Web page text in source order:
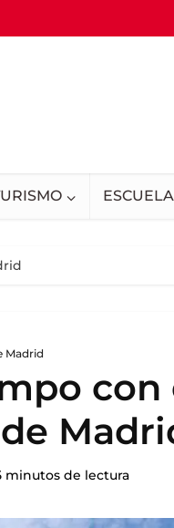
Madrid
con
minutos de lectura